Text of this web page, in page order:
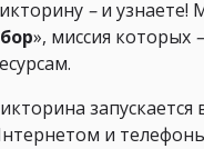
–и узнаете!
», миссия которых –
и